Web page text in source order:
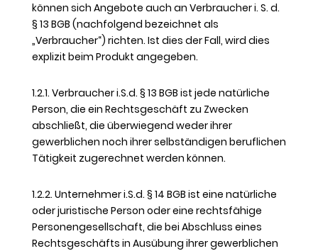
können sich Angebote auch an Verbraucher i. S. d.
§ 13 BGB (nachfolgend bezeichnet als
„Verbraucher“) richten. Ist dies der Fall, wird dies
explizit beim Produkt angegeben.
1.2.1. Verbraucher i.S.d. § 13 BGB ist jede natürliche
Person, die ein Rechtsgeschäft zu Zwecken
abschließt, die überwiegend weder ihrer
gewerblichen noch ihrer selbständigen beruflichen
Tätigkeit zugerechnet werden können.
1.2.2. Unternehmer i.S.d. § 14 BGB ist eine natürliche
oder juristische Person oder eine rechtsfähige
Personengesellschaft, die bei Abschluss eines
Rechtsgeschäfts in Ausübung ihrer gewerblichen